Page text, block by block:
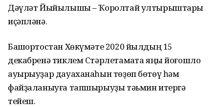
Дәүләт Йыйылышы – Ҡоролтай ултырыштары
иҫәпләнә.
Башҡортостан Хөкүмәте 2020 йылдың 15
декабренә тиклем Стәрлетамаҡта яңы йоғошло
ауырыуҙар дауаханаһын төҙөп бөтөү һәм
файҙаланыуға тапшырыуҙы тәьмин итергә
тейеш.